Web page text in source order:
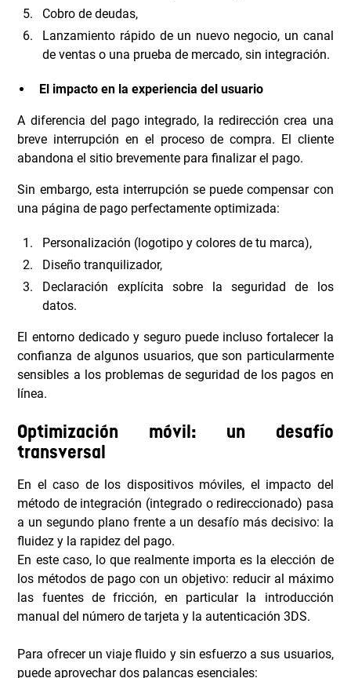
Cobro de deudas,
Lanzamiento rápido de un nuevo negocio, un canal
de ventas o una prueba de mercado, sin integración.
El impacto en la experiencia del usuario
A diferencia del pago integrado, la redirección crea una
breve interrupción en el proceso de compra. El cliente
abandona el sitio brevemente para finalizar el pago.
Sin embargo, esta interrupción se puede compensar con
una página de pago perfectamente optimizada:
Personalización (logotipo y colores de tu marca),
Diseño tranquilizador,
Declaración explícita sobre la seguridad de los
datos.
El entorno dedicado y seguro puede incluso fortalecer la
confianza de algunos usuarios, que son particularmente
sensibles a los problemas de seguridad de los pagos en
línea.
Optimización móvil: un desafío
transversal
En el caso de los dispositivos móviles, el impacto del
método de integración (integrado o redireccionado) pasa
a un segundo plano frente a un desafío más decisivo: la
fluidez y la rapidez del pago.
En este caso, lo que realmente importa es la elección de
los métodos de pago con un objetivo: reducir al máximo
las fuentes de fricción, en particular la introducción
manual del número de tarjeta y la autenticación 3DS.
Para ofrecer un viaje fluido y sin esfuerzo a sus usuarios,
puede aprovechar dos palancas esenciales: